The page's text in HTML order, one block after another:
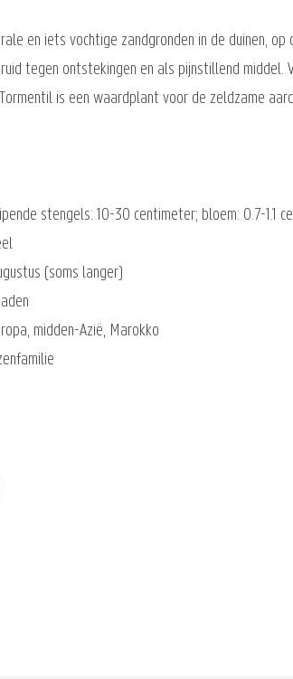
en iets vochtige zandgronden in de duinen,
tegen ontstekingen en als pijnstillend middel.
is een waardplant voor de zeldzame
stengels: 10-30 centimeter; bloem: 0.7-1.1
(soms langer)
midden-Azië, Marokko